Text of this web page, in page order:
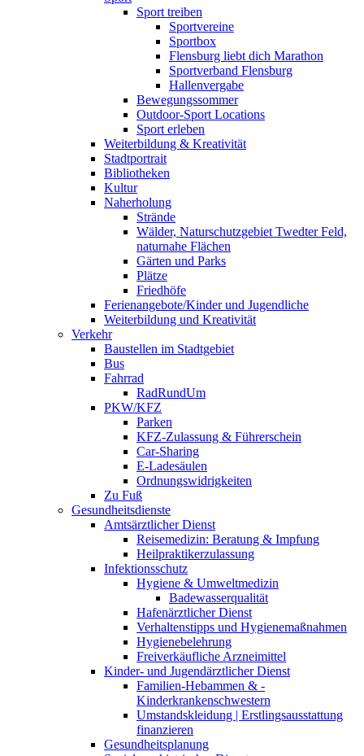
Sport treiben
Sportvereine
Sportbox
Flensburg liebt dich Marathon
Sportverband Flensburg
Hallenvergabe
Bewegungssommer
Outdoor-Sport Locations
Sport erleben
Weiterbildung & Kreativität
Stadtportrait
Bibliotheken
Kultur
Naherholung
Strände
Wälder, Naturschutzgebiet Twedter Feld,
naturnahe Flächen
Gärten und Parks
Plätze
Friedhöfe
Ferienangebote/Kinder und Jugendliche
Weiterbildung und Kreativität
Verkehr
Baustellen im Stadtgebiet
Bus
Fahrrad
RadRundUm
PKW/KFZ
Parken
KFZ-Zulassung & Führerschein
Car-Sharing
E-Ladesäulen
Ordnungswidrigkeiten
Zu Fuß
Gesundheitsdienste
Amtsärztlicher Dienst
Reisemedizin: Beratung & Impfung
Heilpraktikerzulassung
Infektionsschutz
Hygiene & Umweltmedizin
Badewasserqualität
Hafenärztlicher Dienst
Verhaltenstipps und Hygienemaßnahmen
Hygienebelehrung
Freiverkäufliche Arzneimittel
Kinder- und Jugendärztlicher Dienst
Familien-Hebammen & -
Kinderkrankenschwestern
Umstandskleidung | Erstlingsausstattung
finanzieren
Gesundheitsplanung